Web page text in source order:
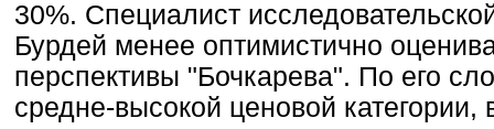
30%. Специалист
Бурдей менее оптимистично
перспективы "Бочкарева". По его
средне-высокой ценовой категории,